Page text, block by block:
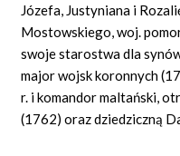
Józefa, Justyniana i
Mostowskiego, woj.
swoje starostwa dla
major wojsk koronnych
r. i komandor maltański,
(1762)oraz dziedziczną